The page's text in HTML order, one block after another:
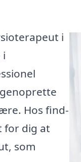
i
i
Hos find-
for dig at
som